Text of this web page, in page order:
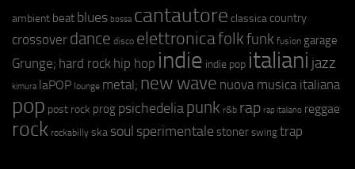
ambient beat blues bossa cantautore classica country
crossover dance disco elettronicafolkfunk fusion garage
Grunge; hard rock hip hop indie indie pop italiani jazz
kimura laPOP lounge metal; new wave nuova musica italiana
pop post rock prog psichedeliapunk r&b rap rap italiano reggae
rock rockabilly ska soul sperimentale stoner swing trap